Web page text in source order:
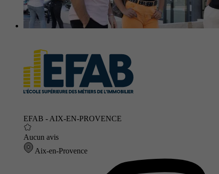
EFAB - AIX-EN-PROVENCE
Aucun avis
Aix-en-Provence